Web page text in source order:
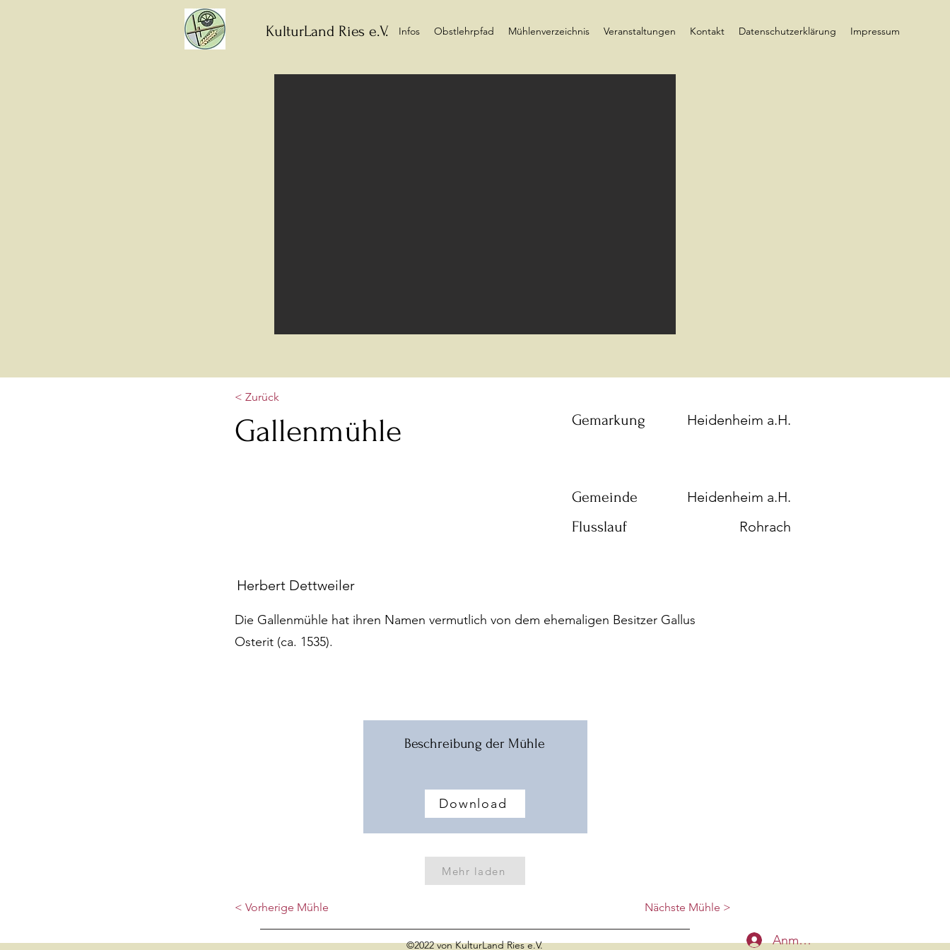
Infos Obstlehrpfad Mühlenverzeichnis Veranstaltungen Kontakt Datenschutzerklärung Impressum
KulturLand Ries e.V.
Gallenmühle
< Zurück
Gemarkung Heidenheim a.H.
Gemeinde
Heidenheim a.H.
Flusslauf
Rohrach
Herbert Dettweiler
Die Gallenmühle hat ihren Namen vermutlich von dem ehemaligen Besitzer Gallus
Osterit (ca. 1535).
Beschreibung der Mühle
Download
Mehr laden
< Vorherige Mühle Nächste Mühle >
©2022 von KulturLand Ries e.V. Anmelden